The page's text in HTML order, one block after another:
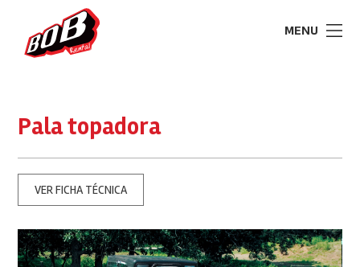
MENU
Pala topadora
VER FICHA TÉCNICA